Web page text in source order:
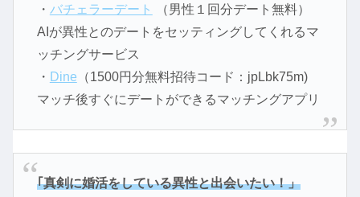
・ バチェラーデート
（男性１回分デート無料）
AIが異性とのデートをセッティングしてくれるマ
ッチングサービス
・ Dine （1500円分無料招待コード：jpLbk75m)
マッチ後すぐにデートができるマッチングアプリ
｢真剣に婚活をしている異性と出会いたい！」